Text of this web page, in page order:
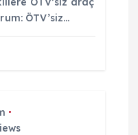
ÖTV’siz…